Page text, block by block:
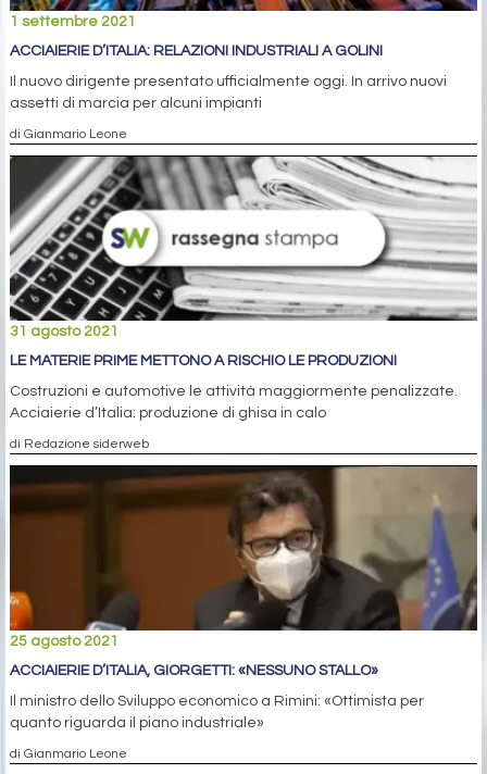
1 settembre 2021
ACCIAIERIE D’ITALIA: RELAZIONI INDUSTRIALI A GOLINI
Il nuovo dirigente presentato ufficialmente oggi. In arrivo nuovi
assetti di marcia per alcuni impianti
di Gianmario Leone
31 agosto 2021
LE MATERIE PRIME METTONO A RISCHIO LE PRODUZIONI
Costruzioni e automotive le attività maggiormente penalizzate.
Acciaierie d’Italia: produzione di ghisa in calo
di Redazione siderweb
25 agosto 2021
ACCIAIERIE D’ITALIA, GIORGETTI: «NESSUNO STALLO»
Il ministro dello Sviluppo economico a Rimini: «Ottimista per
quanto riguarda il piano industriale»
di Gianmario Leone